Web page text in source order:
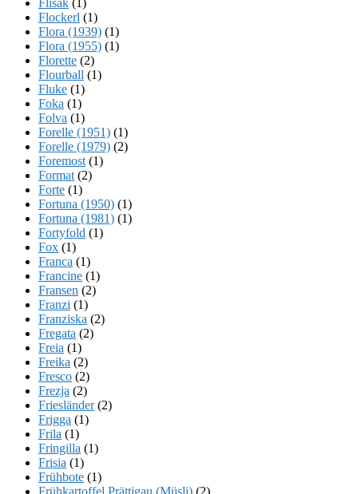
Flockerl (1)
Flora (1939) (1)
Flora (1955) (1)
Florette (2)
Flourball (1)
Fluke (1)
Foka (1)
Folva (1)
Forelle (1951) (1)
Forelle (1979) (2)
Foremost (1)
Format (2)
Forte (1)
Fortuna (1950) (1)
Fortuna (1981) (1)
Fortyfold (1)
Fox (1)
Franca (1)
Francine (1)
Fransen (2)
Franzi (1)
Franziska (2)
Fregata (2)
Freia (1)
Freika (2)
Fresco (2)
Frezja (2)
Friesländer(2)
Frigga (1)
Frila (1)
Fringilla (1)
Frisia (1)
Frühbote (1)
Frühkartoffel Prättigau (Müsli) (2)